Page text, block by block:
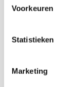
Voorkeuren
Statistieken
Marketing
23